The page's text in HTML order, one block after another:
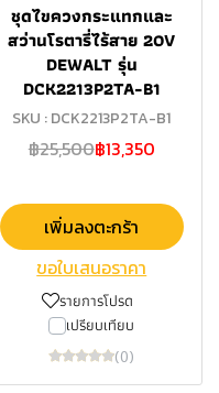
ชุดไขควงกระแทกและ
สว่านโรตารี่ไร้สาย 20V
DEWALT รุ่น
DCK2213P2TA-B1
SKU : DCK2213P2TA-B1
฿25,500฿13,350
เพิ่มลงตะกร้า
ขอใบเสนอราคา
รายการโปรด
เปรียบเทียบ
(0)